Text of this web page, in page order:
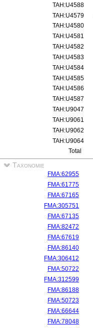
TAH:U4588
TAH:U4579
TAH:U4580
TAH:U4581
TAH:U4582
TAH:U4583
TAH:U4584
TAH:U4585
TAH:U4586
TAH:U4587
TAH:U9047
TAH:U9061
TAH:U9062
TAH:U9064
Total
Taxonomie
FMA:62955
FMA:61775
FMA:67165
FMA:305751
FMA:67135
FMA:82472
FMA:67619
FMA:86140
FMA:306412
FMA:50722
FMA:312599
FMA:86188
FMA:50723
FMA:66644
FMA:78048